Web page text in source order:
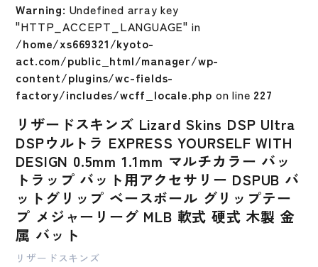
Warning: Undefined array key
"HTTP_ACCEPT_LANGUAGE" in
/home/xs669321/kyoto-
act.com/public_html/manager/wp-
content/plugins/wc-fields-
factory/includes/wcff_locale.php on line 227
リザードスキンズ Lizard Skins DSP Ultra
DSPウルトラ EXPRESS YOURSELF WITH
DESIGN 0.5mm 1.1mm マルチカラー バッ
トラップ バット用アクセサリー DSPUB バ
ットグリップ ベースボール グリップテー
プ メジャーリーグ MLB 軟式 硬式 木製 金
属 バット
リザードスキンズ